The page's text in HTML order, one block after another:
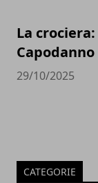
La
Capodanno
29/10/2025
CATEGORIE